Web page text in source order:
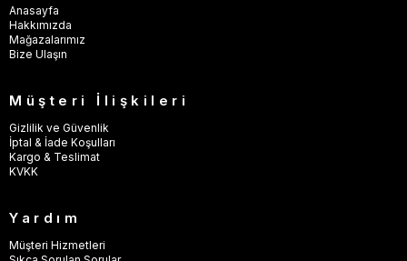
Anasayfa
Hakkımızda
Mağazalarımız
Bize Ulaşın
Müşteri İlişkileri
Gizlilik ve Güvenlik
İptal & İade Koşulları
Kargo & Teslimat
KVKK
Yardım
Müşteri Hizmetleri